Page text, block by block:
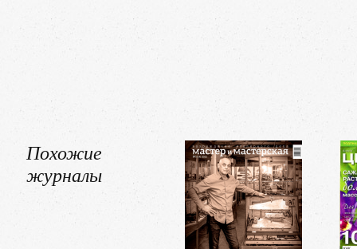
Похожие
журналы